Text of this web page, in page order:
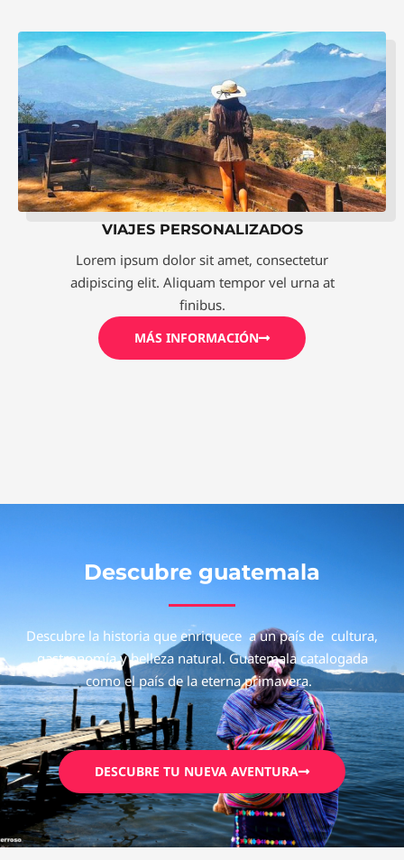
VIAJES PERSONALIZADOS
Lorem ipsum dolor sit amet, consectetur
adipiscing elit. Aliquam tempor vel urna at
finibus.
MÁS INFORMACIÓN
Descubre guatemala
Descubre la historia que enriquece a un país de cultura,
gastronomía y belleza natural. Guatemala catalogada
como el país de la eterna primavera.
DESCUBRE TU NUEVA AVENTURA